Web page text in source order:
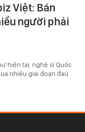
Việt: Bán
người phải
hiện tại, nghệ sĩ Quốc
nhiều giai đoạn đau